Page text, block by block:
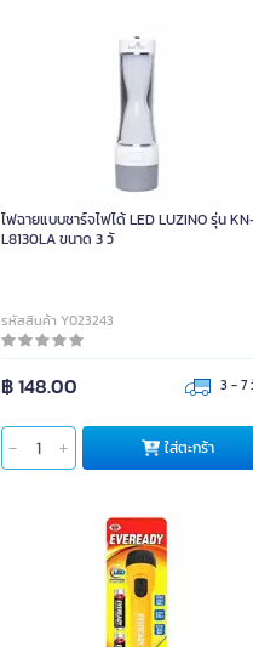
ไฟฉายแบบชาร์จไฟได้ LED LUZINO รุ่น
L8130LA ขนาด 3 วั
รหัสสินค้า Y023243
฿ 148.00 3 - 7
ใส่ตะกร้า